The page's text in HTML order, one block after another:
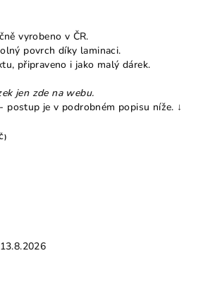
vyrobeno v ČR.
povrch díky laminaci.
připraveno i jako malý dárek.
jen zde na webu.
- postup je v podrobném popisu níže. ↓
13.8.2026